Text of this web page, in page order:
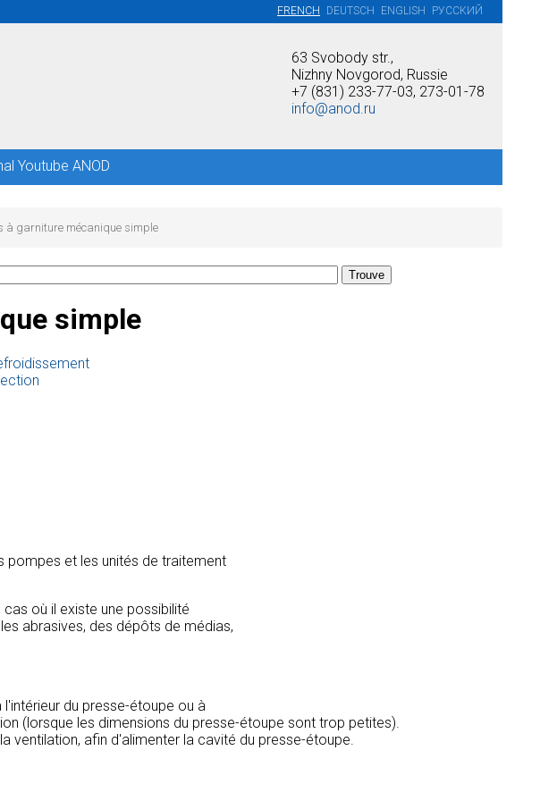
FRENCH DEUTSCH ENGLISH РУССКИЙ
63 Svobody str.,
Nizhny Novgorod, Russie
+7 (831) 233-77-03, 273-01-78
info@anod.ru
Youtube ANOD
à garniture mécanique simple
simple
pompes et les unités de traitement
où il existe une possibilité
abrasives, des dépôts de médias,
du presse-étoupe ou à
(lorsque les dimensions du presse-étoupe sont trop petites).
ventilation, afin d'alimenter la cavité du presse-étoupe.